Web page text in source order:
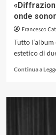
onde
Francesco
Tutto
estetico di
Continua a